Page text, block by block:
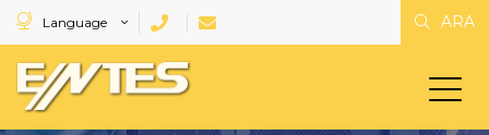
Language ARA